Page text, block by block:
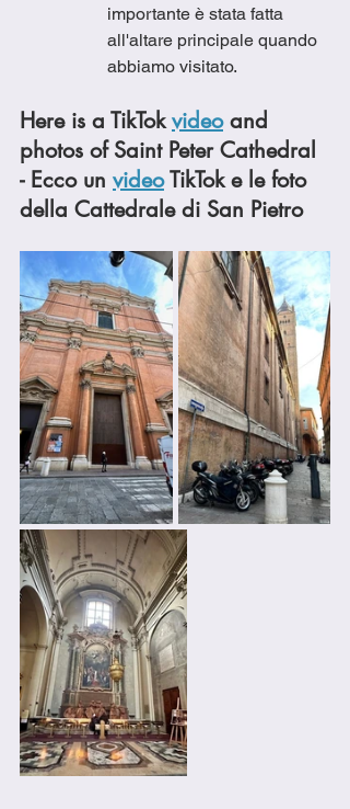
importante è stata fatta
all'altare principale quando
abbiamo visitato.
Here is a TikTok video and
photos of Saint Peter Cathedral
- Ecco un video TikTok e le foto
della Cattedrale di San Pietro